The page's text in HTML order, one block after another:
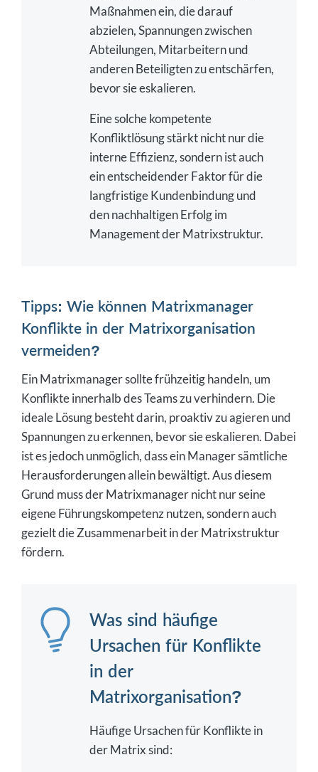
Maßnahmen ein, die darauf
abzielen, Spannungen zwischen
Abteilungen, Mitarbeitern und
anderen Beteiligten zu entschärfen,
bevor sie eskalieren.
Eine solche kompetente
Konfliktlösung stärkt nicht nur die
interne Effizienz, sondern ist auch
ein entscheidender Faktor für die
langfristige Kundenbindung und
den nachhaltigen Erfolg im
Management der Matrixstruktur.
Tipps: Wie können Matrixmanager
Konflikte in der Matrixorganisation
vermeiden?
Ein Matrixmanager sollte frühzeitig handeln, um
Konflikte innerhalb des Teams zu verhindern. Die
ideale Lösung besteht darin, proaktiv zu agieren und
Spannungen zu erkennen, bevor sie eskalieren. Dabei
ist es jedoch unmöglich, dass ein Manager sämtliche
Herausforderungen allein bewältigt. Aus diesem
Grund muss der Matrixmanager nicht nur seine
eigene Führungskompetenz nutzen, sondern auch
gezielt die Zusammenarbeit in der Matrixstruktur
fördern.
Was sind häufige
Ursachen für Konflikte
in der
Matrixorganisation?
Häufige Ursachen für Konflikte in
der Matrix sind: